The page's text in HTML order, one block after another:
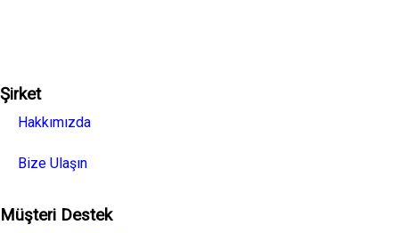
Şirket
Hakkımızda
Bize Ulaşın
Müşteri Destek